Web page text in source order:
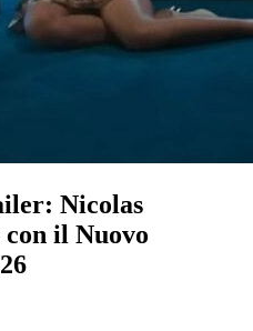
Nicolas
il Nuovo